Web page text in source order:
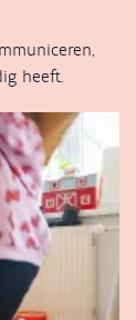
heeft.